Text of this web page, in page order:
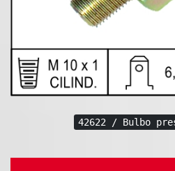
42622 / Bulbo